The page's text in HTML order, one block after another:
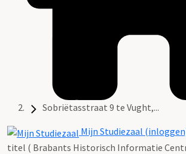
Sobriëtasstraat 9 te Vught,...
Mijn Studiezaal
titel ( Brabants Historisch Informatie